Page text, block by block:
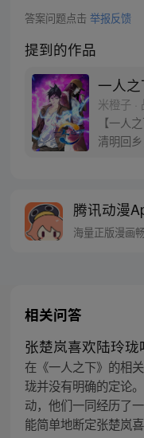
答案问题点击 举报反馈
提到的作品
一人之
米橙子 ·
【一人
清明回
密，张
同踏上“
腾讯动漫
海量正版漫画
相关问答
张楚岚喜欢陆玲珑
在《一人之下》的相
珑并没有明确的定论
动，他们一同经历了
能简单地断定张楚岚